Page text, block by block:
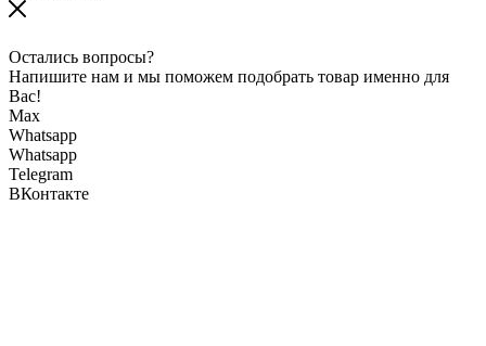
Остались вопросы?
Напишите нам и мы поможем подобрать товар именно для
Вас!
Max
Whatsapp
Whatsapp
Telegram
ВКонтакте